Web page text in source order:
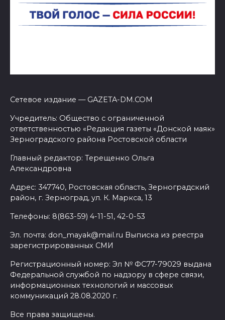
Сетевое издание — GAZETA-DM.COM
Учредитель: Общество с ограниченной
ответственностью «Редакция газеты «Донской маяк»
Зерноградского района Ростовской области
Главный редактор: Терещенко Ольга
Александровна
Адрес: 347740, Ростовская область, Зерноградский
район, г. Зерноград, ул. К. Маркса, 13
Телефоны: 8(863-59) 4-11-51, 42-0-53
Эл. почта: don_mayak@mail.ru Выписка из реестра
зарегистрированных СМИ
Регистрационный номер: Эл № ФС77-79029 выдана
Федеральной службой по надзору в сфере связи,
информационных технологий и массовых
коммуникаций 28.08.2020 г.
Все права защищены.